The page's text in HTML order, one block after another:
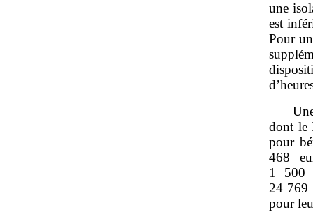
une
est
Pour
dont le
pour
468
1 500
24 769
pour